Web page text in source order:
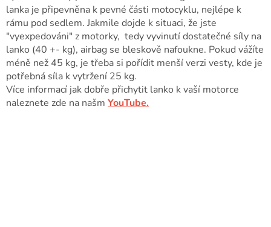
lanka je připevněna k pevné části motocyklu, nejlépe k
rámu pod sedlem. Jakmile dojde k situaci, že jste
"vyexpedováni" z motorky, tedy vyvinutí dostatečné síly na
lanko (40 +- kg), airbag se bleskově nafoukne. Pokud vážíte
méně než 45 kg, je třeba si pořídit menší verzi vesty, kde je
potřebná síla k vytržení 25 kg.
Více informací jak dobře přichytit lanko k vaší motorce
naleznete zde na našm YouTube.